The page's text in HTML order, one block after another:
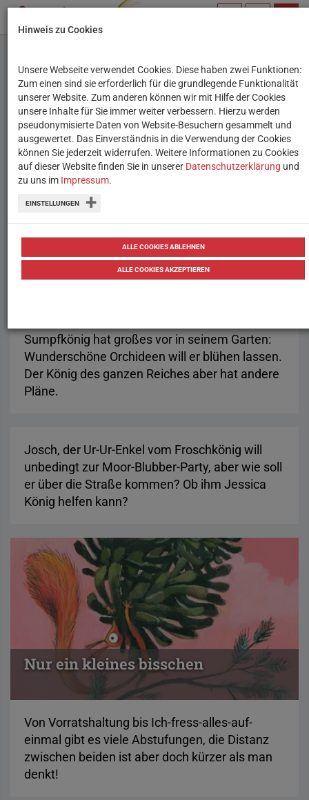
ZIELGRUPPE
THEMEN
FILTER ZURÜCKSETZEN
Der Sumpfkönig
Sumpfkönig hat großes vor in seinem Garten:
Wunderschöne Orchideen will er blühen lassen.
Der König des ganzen Reiches aber hat andere
Pläne.
Josch, der Froschkönig
Josch, der Ur-Ur-Enkel vom Froschkönig will
unbedingt zur Moor-Blubber-Party, aber wie soll
er über die Straße kommen? Ob ihm Jessica
König helfen kann?
Nur ein kleines bisschen
Von Vorratshaltung bis Ich-fress-alles-auf-
einmal gibt es viele Abstufungen, die Distanz
zwischen beiden ist aber doch kürzer als man
denkt!
Hinweis zu Cookies
Unsere Webseite verwendet Cookies. Diese haben zwei Funktionen:
Zum einen sind sie erforderlich für die grundlegende Funktionalität
unserer Website. Zum anderen können wir mit Hilfe der Cookies
unsere Inhalte für Sie immer weiter verbessern. Hierzu werden
pseudonymisierte Daten von Website-Besuchern gesammelt und
ausgewertet. Das Einverständnis in die Verwendung der Cookies
können Sie jederzeit widerrufen. Weitere Informationen zu Cookies
auf dieser Website finden Sie in unserer Datenschutzerklärung und
zu uns im Impressum.
EINSTELLUNGEN
ALLE COOKIES ABLEHNEN
ALLE COOKIES AKZEPTIEREN